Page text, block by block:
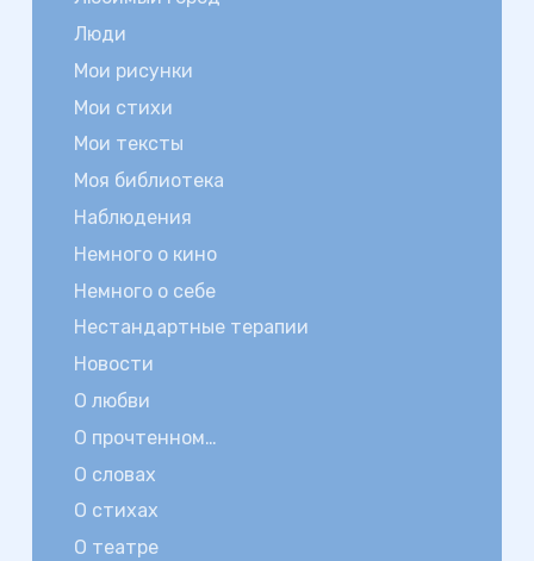
Люди
Мои рисунки
Мои стихи
Мои тексты
Моя библиотека
Наблюдения
Немного о кино
Немного о себе
Нестандартные терапии
Новости
О любви
О прочтенном…
О словах
О стихах
О театре